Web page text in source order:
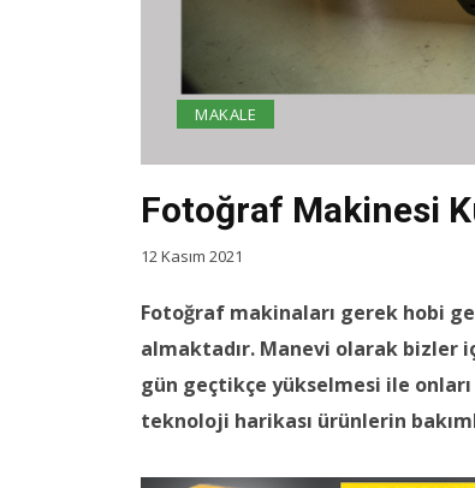
Fotoğraf Makinesi
MAKALE
12 Kasım 2021
Fotoğraf makinaları gerek hobi
almaktadır. Manevi olarak bizler
gün geçtikçe yükselmesi ile
teknoloji harikası ürünlerin